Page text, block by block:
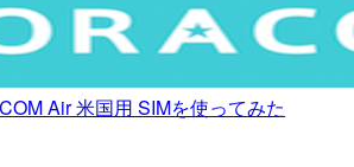
Air 米国用 SIMを使ってみた